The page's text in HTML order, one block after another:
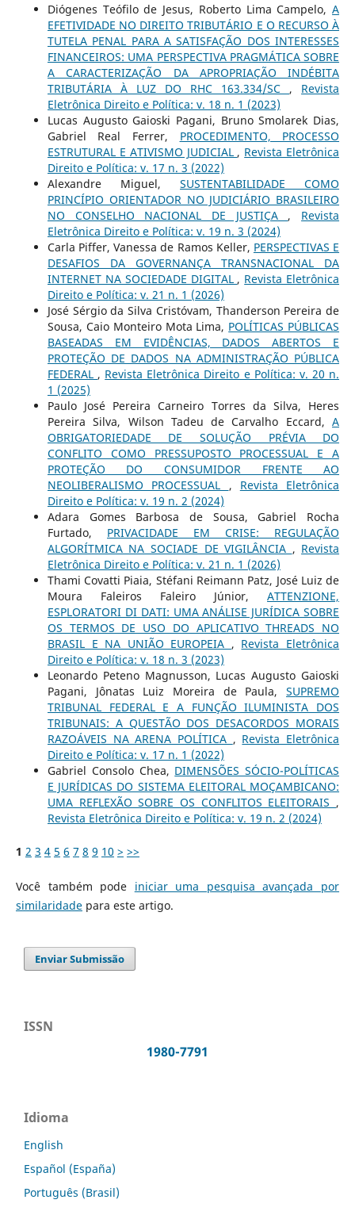
Diógenes Teófilo de Jesus, Roberto Lima Campelo,A
EFETIVIDADE NO DIREITO TRIBUTÁRIO E O RECURSO À
TUTELA PENAL PARA A SATISFAÇÃO DOS INTERESSES
FINANCEIROS: UMA PERSPECTIVA PRAGMÁTICA SOBRE
A CARACTERIZAÇÃO DA APROPRIAÇÃO INDÉBITA
TRIBUTÁRIA À LUZ DO RHC 163.334/SC , Revista
Eletrônica Direito e Política: v. 18 n. 1 (2023)
Lucas Augusto Gaioski Pagani, Bruno Smolarek Dias,
Gabriel Real Ferrer, PROCEDIMENTO, PROCESSO
ESTRUTURAL E ATIVISMO JUDICIAL , Revista Eletrônica
Direito e Política: v. 17 n. 3 (2022)
Alexandre Miguel,SUSTENTABILIDADE COMO
PRINCÍPIO ORIENTADOR NO JUDICIÁRIO BRASILEIRO
NO CONSELHO NACIONAL DE JUSTIÇA , Revista
Eletrônica Direito e Política: v. 19 n. 3 (2024)
Carla Piffer, Vanessa de Ramos Keller, PERSPECTIVAS E
DESAFIOS DA GOVERNANÇA TRANSNACIONAL DA
INTERNET NA SOCIEDADE DIGITAL , Revista Eletrônica
Direito e Política: v. 21 n. 1 (2026)
José Sérgio da Silva Cristóvam, Thanderson Pereira de
Sousa, Caio Monteiro Mota Lima, POLÍTICAS PÚBLICAS
BASEADAS EM EVIDÊNCIAS, DADOS ABERTOS E
PROTEÇÃO DE DADOS NA ADMINISTRAÇÃO PÚBLICA
FEDERAL , Revista Eletrônica Direito e Política: v. 20 n.
1 (2025)
Paulo José Pereira Carneiro Torres da Silva, Heres
Pereira Silva, Wilson Tadeu de Carvalho Eccard,A
OBRIGATORIEDADE DE SOLUÇÃO PRÉVIA DO
CONFLITO COMO PRESSUPOSTO PROCESSUAL E A
PROTEÇÃO DO CONSUMIDOR FRENTE AO
NEOLIBERALISMO PROCESSUAL , Revista Eletrônica
Direito e Política: v. 19 n. 2 (2024)
Adara Gomes Barbosa de Sousa, Gabriel Rocha
Furtado, PRIVACIDADE EM CRISE: REGULAÇÃO
ALGORÍTMICA NA SOCIADE DE VIGILÂNCIA , Revista
Eletrônica Direito e Política: v. 21 n. 1 (2026)
Thami Covatti Piaia, Stéfani Reimann Patz, José Luiz de
Moura Faleiros Faleiro Júnior,ATTENZIONE,
ESPLORATORI DI DATI: UMA ANÁLISE JURÍDICA SOBRE
OS TERMOS DE USO DO APLICATIVO THREADS NO
BRASIL E NA UNIÃO EUROPEIA , Revista Eletrônica
Direito e Política: v. 18 n. 3 (2023)
Leonardo Peteno Magnusson, Lucas Augusto Gaioski
Pagani, Jônatas Luiz Moreira de Paula,SUPREMO
TRIBUNAL FEDERAL E A FUNÇÃO ILUMINISTA DOS
TRIBUNAIS: A QUESTÃO DOS DESACORDOS MORAIS
RAZOÁVEIS NA ARENA POLÍTICA , Revista Eletrônica
Direito e Política: v. 17 n. 1 (2022)
Gabriel Consolo Chea, DIMENSÕES SÓCIO-POLÍTICAS
E JURÍDICAS DO SISTEMA ELEITORAL MOÇAMBICANO:
UMA REFLEXÃO SOBRE OS CONFLITOS ELEITORAIS ,
Revista Eletrônica Direito e Política: v. 19 n. 2 (2024)
1 2 3 4 5 6 7 8 9 10 > >>
Você também pode iniciar uma pesquisa avançada por
similaridadepara este artigo.
Enviar Submissão
ISSN
1980-7791
Idioma
English
Español (España)
Português (Brasil)